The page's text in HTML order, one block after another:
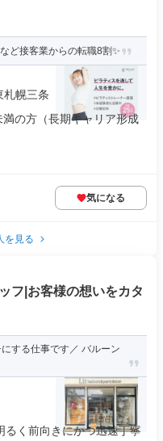
ど接客業からの転職8割✨
札幌三条
の方（長期キャリア形成
気になる
を見る
フ|お客様の想いをカタ
する仕事です／ バルーン
るく前向きにかつ迅速丁寧